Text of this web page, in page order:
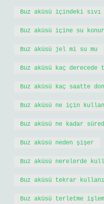
Buz aküsü içindeki
Buz aküsü içine su konur
Buz aküsü jel mi su mu
Buz aküsü kaç derecede
Buz aküsü kaç saatte
Buz aküsü ne için
Buz aküsü ne kadar
Buz aküsü neden şişer
Buz aküsü nerelerde
Buz aküsü tekrar
Buz aküsü terletme